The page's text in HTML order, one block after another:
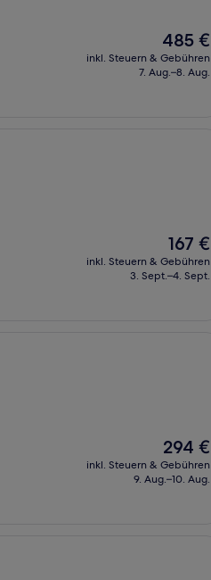
Der
Preis
beträgt
485 €
inkl. Steuern & Gebühren
7. Aug.–8. Aug.
Der
Preis
beträgt
167 €
inkl. Steuern & Gebühren
3. Sept.–4. Sept.
Der
Preis
beträgt
294 €
inkl. Steuern & Gebühren
9. Aug.–10. Aug.